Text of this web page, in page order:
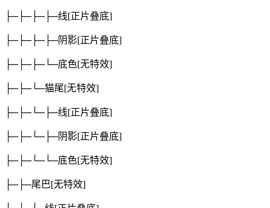
├─├─├─├─线[正片叠底]
├─├─├─├─阴影[正片叠底]
├─├─├─└─底色[无特效]
├─├─└─猫尾[无特效]
├─├─└─├─线[正片叠底]
├─├─└─├─阴影[正片叠底]
├─├─└─└─底色[无特效]
├─├─尾巴[无特效]